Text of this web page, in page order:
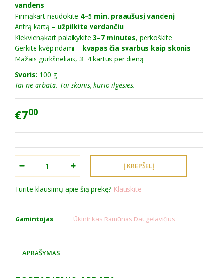
vandens
Pirmąkart naudokite 4–5 min. praaušusį vandenį
Antrą kartą – užpilkite verdančiu
Kiekvienąkart palaikykite 3–7 minutes, perkoškite
Gerkite kvėpindami – kvapas čia svarbus kaip skonis
Mažais gurkšneliais, 3–4 kartus per dieną
Svoris: 100 g
Tai ne arbata. Tai skonis, kurio ilgėsies.
€700
Turite klausimų apie šią prekę? Klauskite
Gamintojas: Ūkininkas Ramūnas Daugelavičius
APRAŠYMAS